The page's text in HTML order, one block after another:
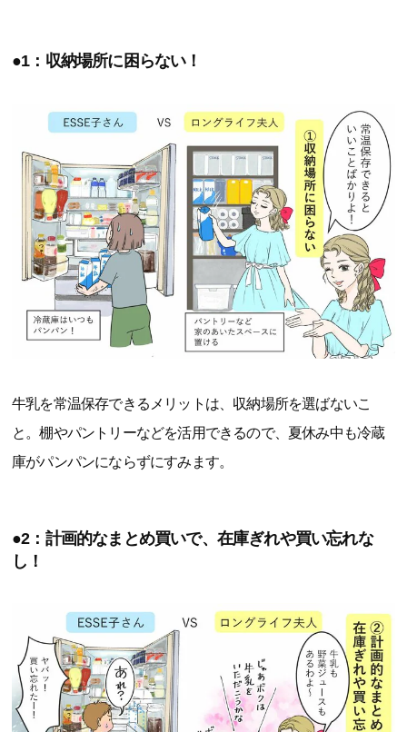
●1：収納場所に困らない！
牛乳を常温保存できるメリットは、収納場所を選ばないこ
と。棚やパントリーなどを活用できるので、夏休み中も冷蔵
庫がパンパンにならずにすみます。
●2：計画的なまとめ買いで、在庫ぎれや買い忘れな
し！